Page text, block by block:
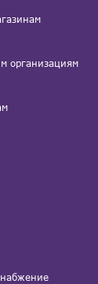
организациям